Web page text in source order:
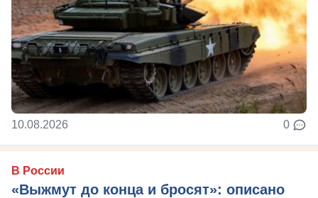
10.08.2026 0
В России
«Выжмут до конца и бросят»: описано